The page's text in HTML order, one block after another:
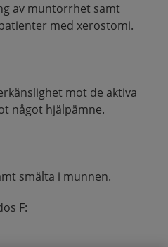
av muntorrhet samt
med xerostomi.
mot de aktiva
något hjälpämne.
smälta i munnen.
F: